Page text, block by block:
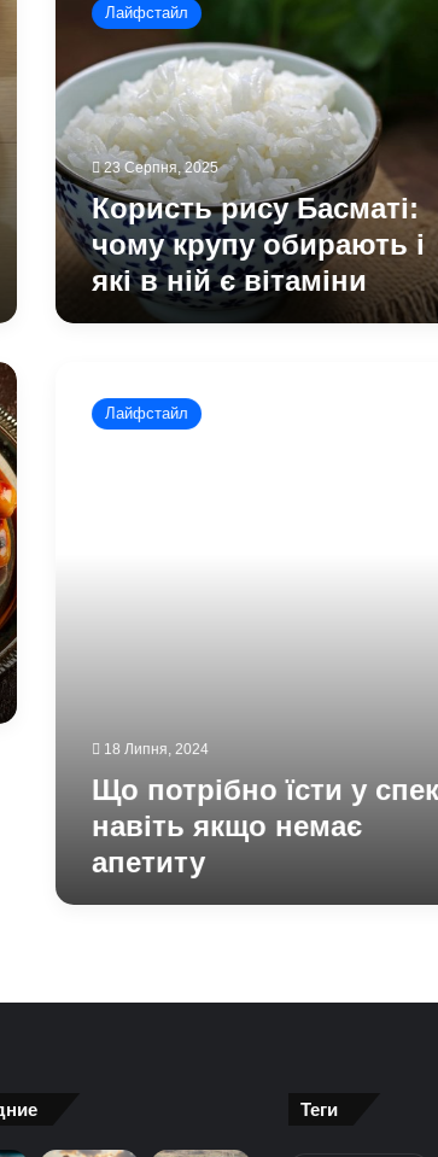
Басматі:
крупу
обирають
які
в
ній
є
вітаміни
Лайфстайл
23 Серпня, 2025
Користь рису Басматі:
чому крупу обирають і
які в ній є вітаміни
потрібно
Лайфстайл
18 Липня, 2024
Що потрібно їсти у
навіть якщо немає
апетиту
Теги